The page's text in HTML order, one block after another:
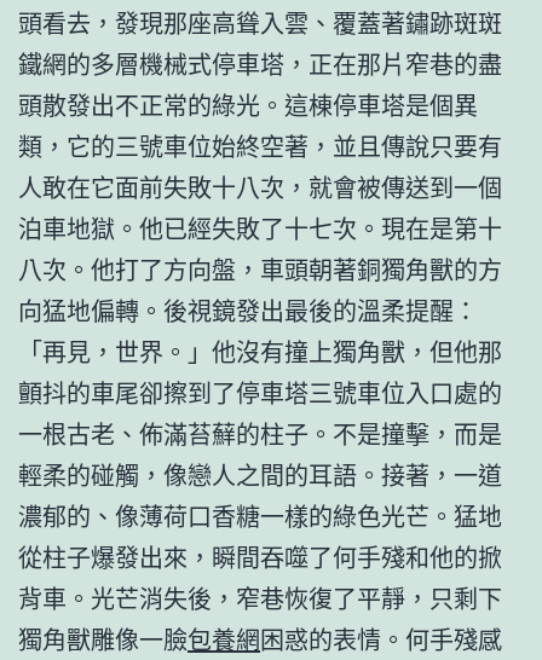
頭看去，發現那座高聳入雲、覆蓋著鏽跡斑斑
鐵網的多層機械式停車塔，正在那片窄巷的盡
頭散發出不正常的綠光。這棟停車塔是個異
類，它的三號車位始終空著，並且傳說只要有
人敢在它面前失敗十八次，就會被傳送到一個
泊車地獄。他已經失敗了十七次。現在是第十
八次。他打了方向盤，車頭朝著銅獨角獸的方
向猛地偏轉。後視鏡發出最後的溫柔提醒：
「再見，世界。」他沒有撞上獨角獸，但他那
顫抖的車尾卻擦到了停車塔三號車位入口處的
一根古老、佈滿苔蘚的柱子。不是撞擊，而是
輕柔的碰觸，像戀人之間的耳語。接著，一道
濃郁的、像薄荷口香糖一樣的綠色光芒。猛地
從柱子爆發出來，瞬間吞噬了何手殘和他的掀
背車。光芒消失後，窄巷恢復了平靜，只剩下
獨角獸雕像一臉包養網困惑的表情。何手殘感